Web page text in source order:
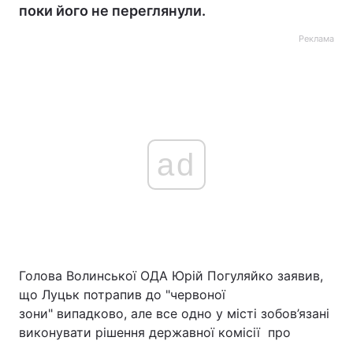
Економіка Світ
Спорт Наука
поки його не переглянули.
Реклама
ad
Голова Волинської ОДА Юрій Погуляйко заявив,
що Луцьк потрапив до "червоної
зони" випадково, але все одно у місті зобов’язані
виконувати рішення державної комісії про